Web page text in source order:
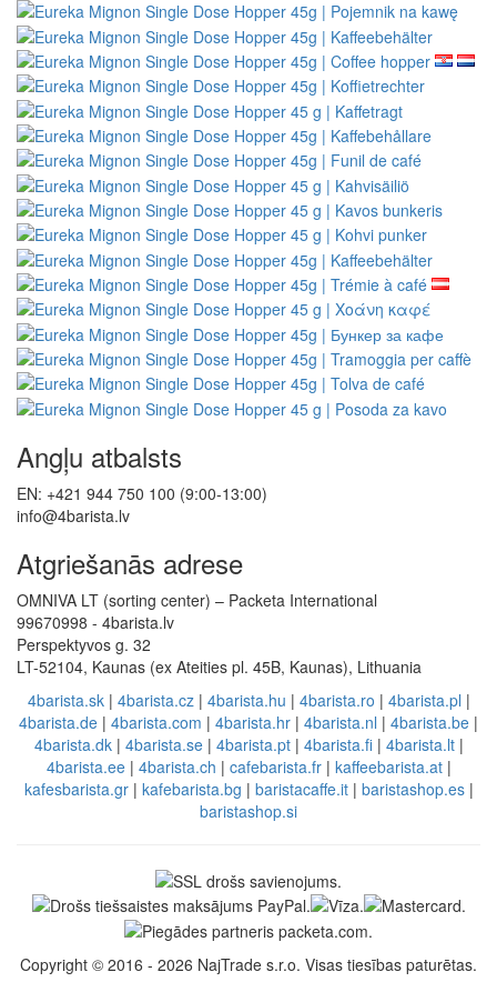
Angļu atbalsts
EN: +421 944 750 100 (9:00-13:00)
info@4barista.lv
Atgriešanās adrese
OMNIVA LT (sorting center) – Packeta International
99670998 - 4barista.lv
Perspektyvos g. 32
LT-52104, Kaunas (ex Ateities pl. 45B, Kaunas), Lithuania
4barista.sk| 4barista.cz| 4barista.hu | 4barista.ro | 4barista.pl |
4barista.de | 4barista.com | 4barista.hr | 4barista.nl | 4barista.be |
4barista.dk| 4barista.se| 4barista.pt| 4barista.fi| 4barista.lt|
4barista.ee| 4barista.ch | cafebarista.fr| kaffeebarista.at|
kafesbarista.gr| kafebarista.bg | baristacaffe.it| baristashop.es|
baristashop.si
Copyright © 2016 - 2026 NajTrade s.r.o. Visas tiesības paturētas.